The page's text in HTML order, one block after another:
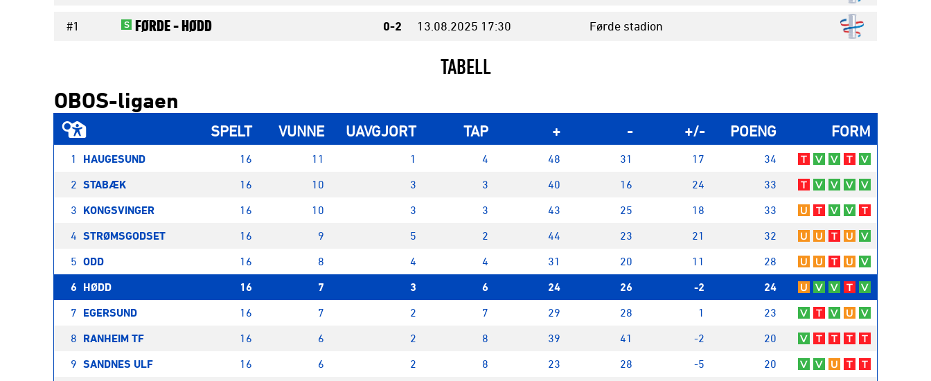
#1 S FØRDE -HØDD 0-2 13.08. 2025 17:30 Førde stadion
TABELL
OBOS-ligaen
SPELT VUNNE UAVGJORT TAP + - +/- POENG FORM
1 HAUGESUND 16 11 1 4 48 31 17 34 T V V T V
2 STABÆK 16 10 3 3 40 16 24 33 T V V V V
3 KONGSVINGER 16 10 3 3 43 25 18 33 U T V V T
4 STRØMSGODSET 16 9 5 2 44 23 21 32 U U T U V
5 ODD 16 8 4 4 31 20 11 28 U U T U V
6 HØDD 16 7 3 6 24 26 -2 24 U V V T V
7 EGERSUND 16 7 2 7 29 28 1 23 V T V U V
8 RANHEIM TF 16 6 2 8 39 41 -2 20 V T T T T
9 SANDNES ULF 16 6 2 8 23 28 -5 20 V V U T T